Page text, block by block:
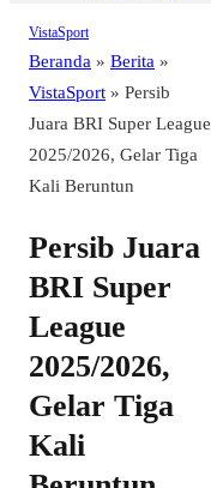
VistaSport
Beranda » Berita »
VistaSport » Persib
Juara BRI Super League
2025/2026, Gelar Tiga
Kali Beruntun
Persib Juara
BRI Super
League
2025/2026,
Gelar Tiga
Kali